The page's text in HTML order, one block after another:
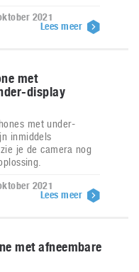
2021
Lees meer
met
display
met under-
inmiddels
je de camera nog
2021
Lees meer
met afneembare